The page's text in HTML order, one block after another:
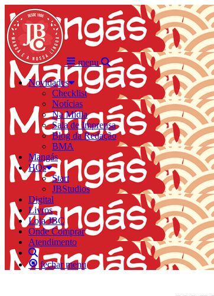
menu
Novidades
Checklist
Notícias
Na Mídia
Sala de Imprensa
Blog da Redação
BMA
Mangás
HQs
Start
JBStudios
Digital
Livros
Loja JBC
Onde Comprar
Atendimento
fechar menu